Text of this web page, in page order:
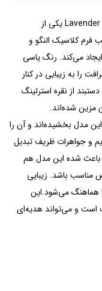
دستبند Lavender Radiant Hearts of Pandora Bangle یکی از
فرم کلاسیک النگو و
می‌کند. رنگ یاسی
را به زیبایی در کنار
از نقره استرلینگ
مزین شده‌اند.
مدل بخشیده‌اند و آن را
و جواهرات ظریف تبدیل
باعث شده این مدل هم
مناسب باشد. زیبایی
هماهنگ می‌شود.این
است و می‌تواند هدیه‌ای